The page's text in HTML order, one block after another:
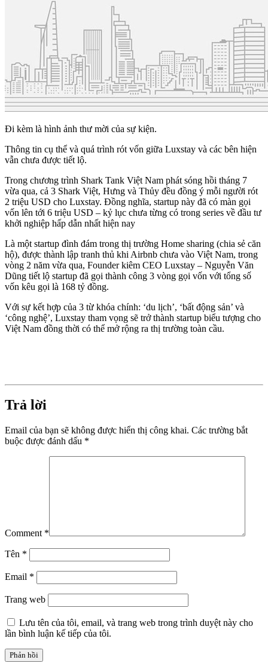
Đi kèm là hình ảnh thư mời của sự kiện.
Thông tin cụ thể và quá trình rót vốn giữa Luxstay và các bên hiện
vẫn chưa được tiết lộ.
Trong chương trình Shark Tank Việt Nam phát sóng hồi tháng 7
vừa qua, cả 3 Shark Việt, Hưng và Thủy đều đồng ý mỗi người rót
2 triệu USD cho Luxstay. Đồng nghĩa, startup này đã có màn gọi
vốn lên tới 6 triệu USD – kỷ lục chưa từng có trong series về đầu tư
khởi nghiệp hấp dẫn nhất hiện nay
Là một startup đình đám trong thị trường Home sharing (chia sẻ căn
hộ), được thành lập tranh thủ khi Airbnb chưa vào Việt Nam, trong
vòng 2 năm vừa qua, Founder kiêm CEO Luxstay – Nguyễn Văn
Dũng tiết lộ startup đã gọi thành công 3 vòng gọi vốn với tổng số
vốn kêu gọi là 168 tỷ đồng.
Với sự kết hợp của 3 từ khóa chính: ‘du lịch’, ‘bất động sản’ và
‘công nghệ’, Luxstay tham vọng sẽ trở thành startup biểu tượng cho
Việt Nam đồng thời có thể mở rộng ra thị trường toàn cầu.
Trả lời
Email của bạn sẽ không được hiển thị công khai. Các trường bắt
buộc được đánh dấu *
Comment *
Tên *
Email *
Trang web
Lưu tên của tôi, email, và trang web trong trình duyệt này cho
lần bình luận kế tiếp của tôi.